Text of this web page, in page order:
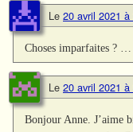
Le 20 avril 2021
Choses imparfaites ?
Le 20 avril 2021
Bonjour Anne. J’aime